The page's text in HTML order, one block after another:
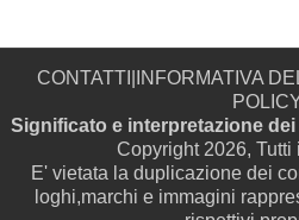
CONTATTI INFORMATIVA
Significato e interpretazione
Copyright 2026, Tutti
E' vietata la duplicazione dei
loghi,marchi e immagini